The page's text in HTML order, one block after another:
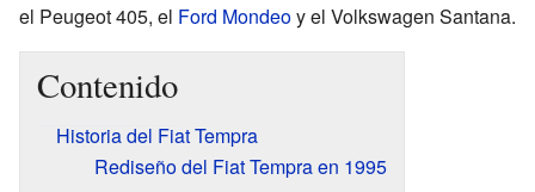
el Peugeot 405, el Ford Mondeoy el Volkswagen Santana.
Contenido
Historia del Fiat Tempra
Rediseño del Fiat Tempra en 1995